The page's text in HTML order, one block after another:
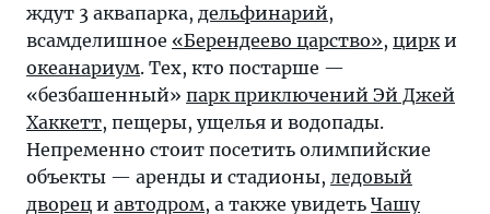
ждут 3 аквапарка, дельфинарий,
всамделишное «Берендеево царство», цирк и
океанариум. Тех, кто постарше —
«безбашенный» парк приключений Эй Джей
Хаккетт, пещеры, ущелья и водопады.
Непременно стоит посетить олимпийские
объекты — аренды и стадионы, ледовый
дворец и автодром, а также увидеть Чашу